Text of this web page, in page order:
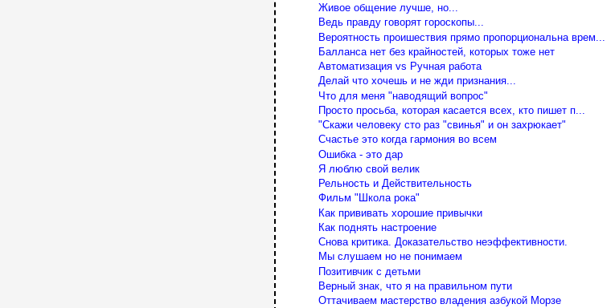
Живое общение лучше, но...
Ведь правду говорят гороскопы...
Вероятность проишествия прямо пропорциональна врем...
Балланса нет без крайностей, которых тоже нет
Автоматизация vs Ручная работа
Делай что хочешь и не жди признания...
Что для меня "наводящий вопрос"
Просто просьба, которая касается всех, кто пишет п...
"Скажи человеку сто раз "свинья" и он захрюкает"
Счастье это когда гармония во всем
Ошибка - это дар
Я люблю свой велик
Рельность и Действительность
Фильм "Школа рока"
Как прививать хорошие привычки
Как поднять настроение
Снова критика. Доказательство неэффективности.
Мы слушаем но не понимаем
Позитивчик с детьми
Верный знак, что я на правильном пути
Оттачиваем мастерство владения азбукой Морзе